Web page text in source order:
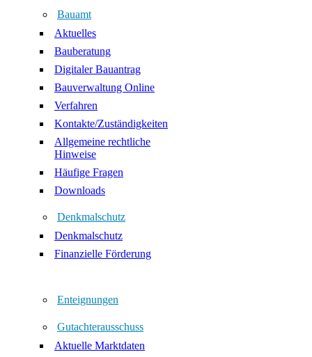
Bauamt
Aktuelles
Bauberatung
Digitaler Bauantrag
Bauverwaltung Online
Verfahren
Kontakte/Zuständigkeiten
Allgemeine rechtliche
Hinweise
Häufige Fragen
Downloads
Denkmalschutz
Denkmalschutz
Finanzielle Förderung
Enteignungen
Gutachterausschuss
Aktuelle Marktdaten